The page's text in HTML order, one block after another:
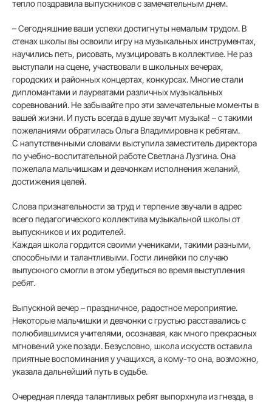
тепло поздравила выпускников с замечательным днем.
– Сегодняшние ваши успехи достигнуты немалым трудом. В
стенах школы вы освоили игру на музыкальных инструментах,
научились петь, рисовать, музицировать в коллективе. Не раз
выступали на сцене, участвовали в школьных вечерах,
городских и районных концертах, конкурсах. Многие стали
дипломантами и лауреатами различных музыкальных
соревнований. Не забывайте про эти замечательные моменты в
вашей жизни. И пусть всегда в душе звучит музыка! – с такими
пожеланиями обратилась Ольга Владимировна к ребятам.
С напутственными словами выступила заместитель директора
по учебно-воспитательной работе Светлана Лузгина. Она
пожелала мальчишкам и девчонкам исполнения желаний,
достижения целей.
Слова признательности за труд и терпение звучали в адрес
всего педагогического коллектива музыкальной школы от
выпускников и их родителей.
Каждая школа гордится своими учениками, такими разными,
способными и талантливыми. Гости линейки по случаю
выпускного смогли в этом убедиться во время выступления
ребят.
Выпускной вечер – праздничное, радостное мероприятие.
Некоторые мальчишки и девчонки с грустью расставались с
полюбившимися учителями, осознавая, как много прекрасных
мгновений уже позади. Безусловно, школа искусств оставила
приятные воспоминания у учащихся, а кому-то она, возможно,
указала дальнейший путь в судьбе.
Очередная плеяда талантливых ребят выпорхнула из гнезда, в